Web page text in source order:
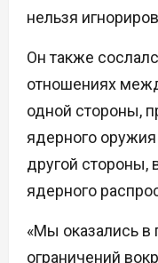
нельзя
Он также
отношениях
одной стороны,
ядерного
другой стороны,
ядерного
«Мы оказались в
ограничений